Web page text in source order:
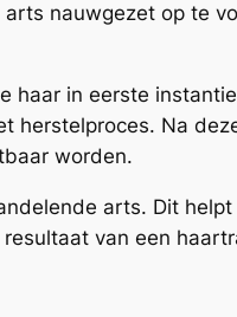
nauwgezet op te
haar in eerste
herstelproces. Na
worden.
arts. Dit
van een